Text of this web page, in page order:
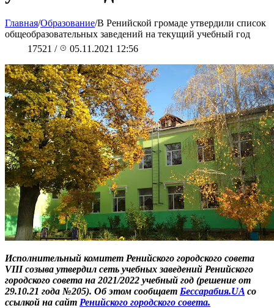
Главная/Образование/В Ренийской громаде утвердили список
общеобразовательных заведений на текущий учебный год
17521 / 05.11.2021 12:56
Исполнительный комитет Ренийского городского совета
VIII созыва утвердил сеть учебных заведений Ренийского
городского совета на 2021/2022 учебный год (решение от
29.10.21 года №205). Об этом сообщает Бессарабия.UA со
ссылкой на сайт Ренийского городского совета.